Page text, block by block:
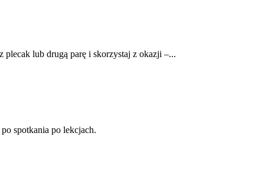
lub drugą parę i skorzystaj z okazji –...
spotkania po lekcjach.